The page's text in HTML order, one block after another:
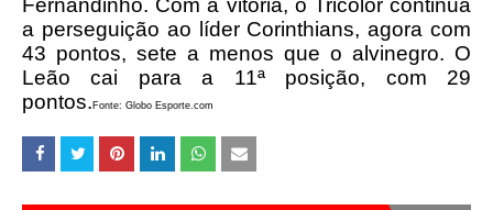
Fernandinho. Com a vitória, o Tricolor continua
a perseguição ao líder Corinthians, agora com
43 pontos, sete a menos que o alvinegro. O
Leão cai para a 11ª posição, com 29
pontos. Fonte: Globo Esporte.com